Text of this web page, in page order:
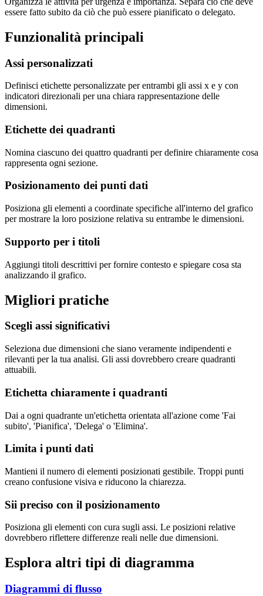
essere fatto subito da ciò che può essere pianificato o delegato.
Funzionalità principali
Assi personalizzati
Definisci etichette personalizzate per entrambi gli assi x e y con
indicatori direzionali per una chiara rappresentazione delle
dimensioni.
Etichette dei quadranti
Nomina ciascuno dei quattro quadranti per definire chiaramente cosa
rappresenta ogni sezione.
Posizionamento dei punti dati
Posiziona gli elementi a coordinate specifiche all'interno del grafico
per mostrare la loro posizione relativa su entrambe le dimensioni.
Supporto per i titoli
Aggiungi titoli descrittivi per fornire contesto e spiegare cosa sta
analizzando il grafico.
Migliori pratiche
Scegli assi significativi
Seleziona due dimensioni che siano veramente indipendenti e
rilevanti per la tua analisi. Gli assi dovrebbero creare quadranti
attuabili.
Etichetta chiaramente i quadranti
Dai a ogni quadrante un'etichetta orientata all'azione come 'Fai
subito', 'Pianifica', 'Delega' o 'Elimina'.
Limita i punti dati
Mantieni il numero di elementi posizionati gestibile. Troppi punti
creano confusione visiva e riducono la chiarezza.
Sii preciso con il posizionamento
Posiziona gli elementi con cura sugli assi. Le posizioni relative
dovrebbero riflettere differenze reali nelle due dimensioni.
Esplora altri tipi di diagramma
Diagrammi di flusso